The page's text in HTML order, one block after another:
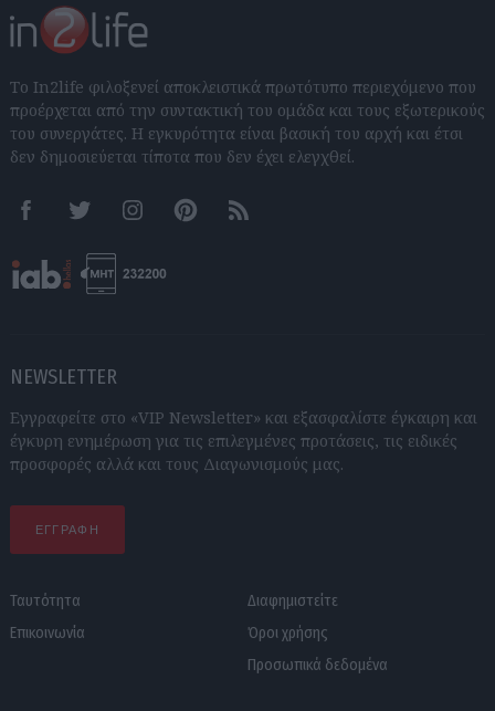
Το In2life φιλοξενεί αποκλειστικά πρωτότυπο περιεχόμενο που
προέρχεται από την συντακτική του ομάδα και τους εξωτερικούς
του συνεργάτες. Η εγκυρότητα είναι βασική του αρχή και έτσι
δεν δημοσιεύεται τίποτα που δεν έχει ελεγχθεί.
FacebookTwitter InstagramPinterestRSS feeds
NEWSLETTER
Εγγραφείτε στο «VIP Newsletter» και εξασφαλίστε έγκαιρη και
έγκυρη ενημέρωση για τις επιλεγμένες προτάσεις, τις ειδικές
προσφορές αλλά και τους Διαγωνισμούς μας.
ΕΓΓΡΑΦΗ
Ταυτότητα
Επικοινωνία
Διαφημιστείτε
Όροι χρήσης
Προσωπικά δεδομένα